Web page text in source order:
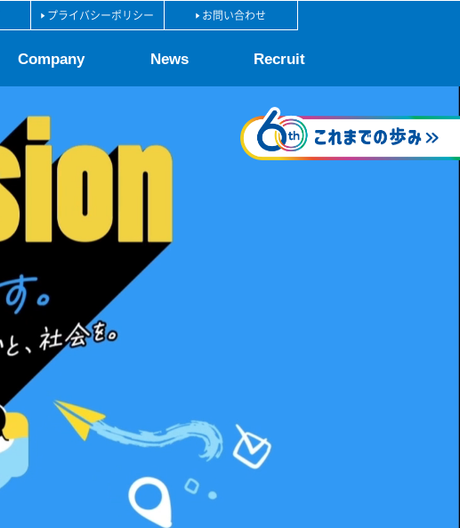
Company News Recruit
プライバシーポリシー お問い合わせ